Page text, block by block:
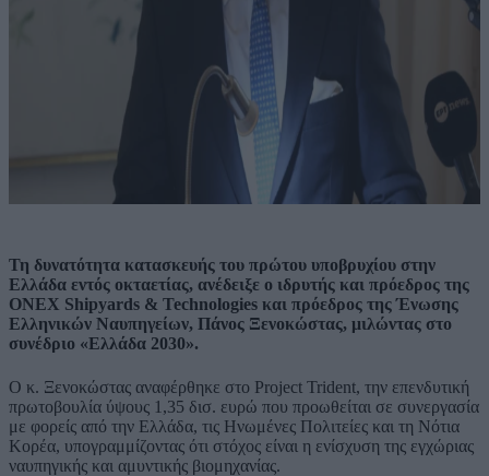
Τη δυνατότητα κατασκευής του πρώτου υποβρυχίου στην
Ελλάδα εντός οκταετίας, ανέδειξε ο ιδρυτής και πρόεδρος της
ONEX Shipyards & Technologies και πρόεδρος της Ένωσης
Ελληνικών Ναυπηγείων, Πάνος Ξενοκώστας, μιλώντας στο
συνέδριο «Ελλάδα 2030».
Ο κ. Ξενοκώστας αναφέρθηκε στο Project Trident, την επενδυτική
πρωτοβουλία ύψους 1,35 δισ. ευρώ που προωθείται σε συνεργασία
με φορείς από την Ελλάδα, τις Ηνωμένες Πολιτείες και τη Νότια
Κορέα, υπογραμμίζοντας ότι στόχος είναι η ενίσχυση της εγχώριας
ναυπηγικής και αμυντικής βιομηχανίας.